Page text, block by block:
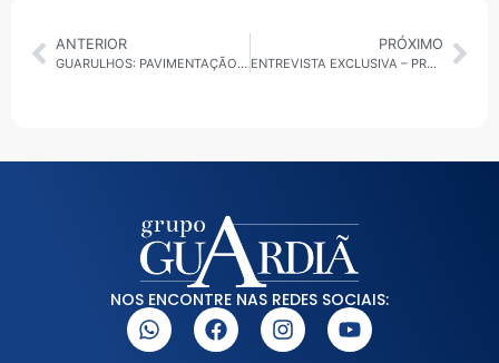
ANTERIOR
GUARULHOS: PAVIMENTAÇÃO DO CEMITÉRIO DA VILA RIO
PRÓXIMO
ENTREVISTA EXCLUSIVA – PREFEITO GILVAN JR (PSDB), SANTO ANDRÉ: PRECATÓRIOS, PEC 66 E FRENTE NACIONAL DE PREFEITOS
NOS ENCONTRE NAS REDES SOCIAIS: